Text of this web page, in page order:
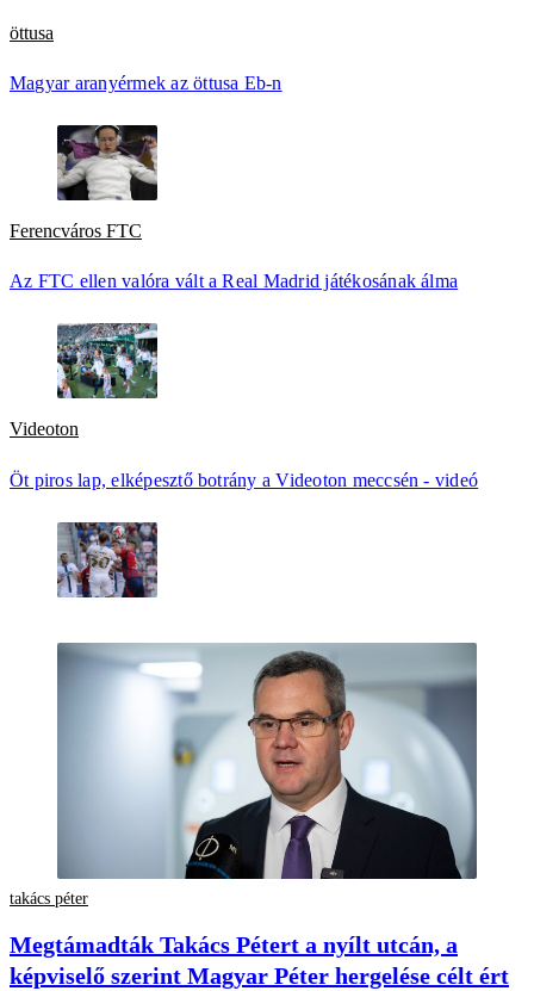
öttusa
Magyar aranyérmek az öttusa Eb-n
Ferencváros FTC
Az FTC ellen valóra vált a Real Madrid játékosának álma
Videoton
Öt piros lap, elképesztő botrány a Videoton meccsén - videó
takács péter
Megtámadták Takács Pétert a nyílt utcán, a
képviselő szerint Magyar Péter hergelése célt ért